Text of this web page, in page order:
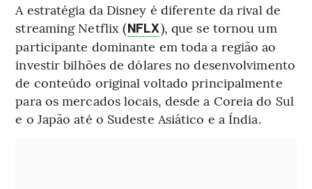
A estratégia da Disney é diferente da rival de
streaming Netflix (NFLX), que se tornou um
participante dominante em toda a região ao
investir bilhões de dólares no desenvolvimento
de conteúdo original voltado principalmente
para os mercados locais, desde a Coreia do Sul
e o Japão até o Sudeste Asiático e a Índia.